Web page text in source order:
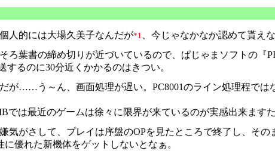
人的には大場久美子なんだが*1
、今じゃなかなか認めて貰え
ろ葉書の締め切りが近づいているので、ぱじゃまソフトの
するのに30分近くかかるのはきつい。
が……う～ん、画面処理が遅い。PC8001のライン処理程で
では最近のゲームは徐々に限界が来ているのが実感出来ますた
気がさして、プレイは序盤のOPを見たところで終了し、その
優れた新機体をゲットしないとなぁ。